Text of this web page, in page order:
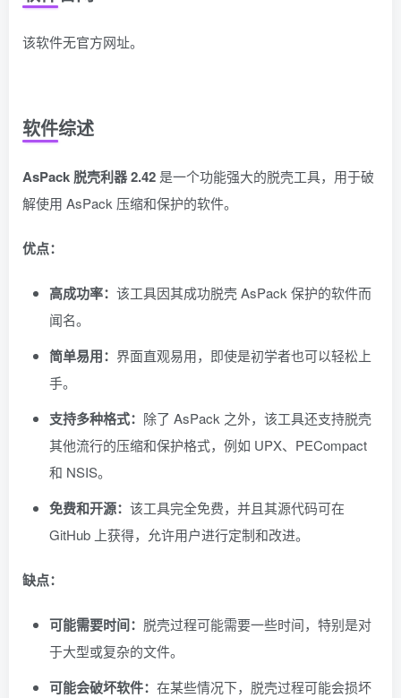
该软件无官方网址。
软件综述
AsPack 脱壳利器 2.42 是一个功能强大的脱壳工具，用于破
解使用 AsPack 压缩和保护的软件。
优点：
高成功率： 该工具因其成功脱壳 AsPack 保护的软件而
闻名。
简单易用： 界面直观易用，即使是初学者也可以轻松上
手。
支持多种格式： 除了 AsPack 之外，该工具还支持脱壳
其他流行的压缩和保护格式，例如 UPX、PECompact
和 NSIS。
免费和开源： 该工具完全免费，并且其源代码可在
GitHub 上获得，允许用户进行定制和改进。
缺点：
可能需要时间： 脱壳过程可能需要一些时间，特别是对
于大型或复杂的文件。
可能会破坏软件： 在某些情况下，脱壳过程可能会损坏